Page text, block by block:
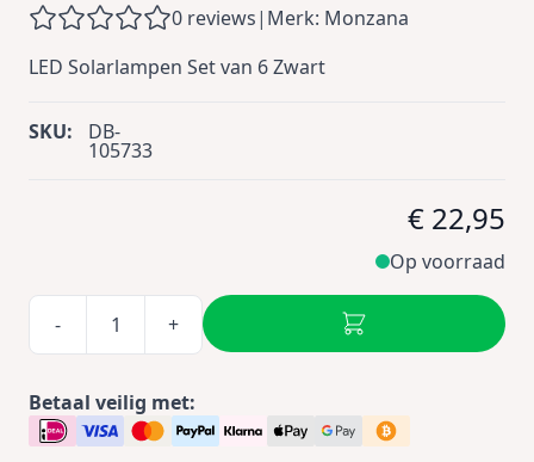
0 reviews| Merk: Monzana
LED Solarlampen Set van 6 Zwart
SKU: DB-
105733
€ 22,95
Op voorraad
- +
Betaal veilig met: